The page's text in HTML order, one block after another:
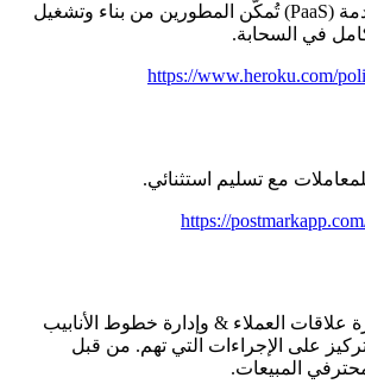
هيروكو هو منصة كخدمة (PaaS) تُمكّن المطورين من بناء وتشغيل
في السحابة.
https://www.heroku.com/
مع تسليم استثنائي.
https://
& وإدارة خطوط الأنابيب
على الإجراءات التي تهم. من قبل
المبيعات.